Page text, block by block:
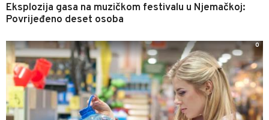
Eksplozija gasa na muzičkom festivalu u Njemačkoj:
Povrijeđeno deset osoba
0